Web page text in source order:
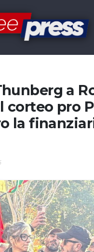
a
corteo pro
la